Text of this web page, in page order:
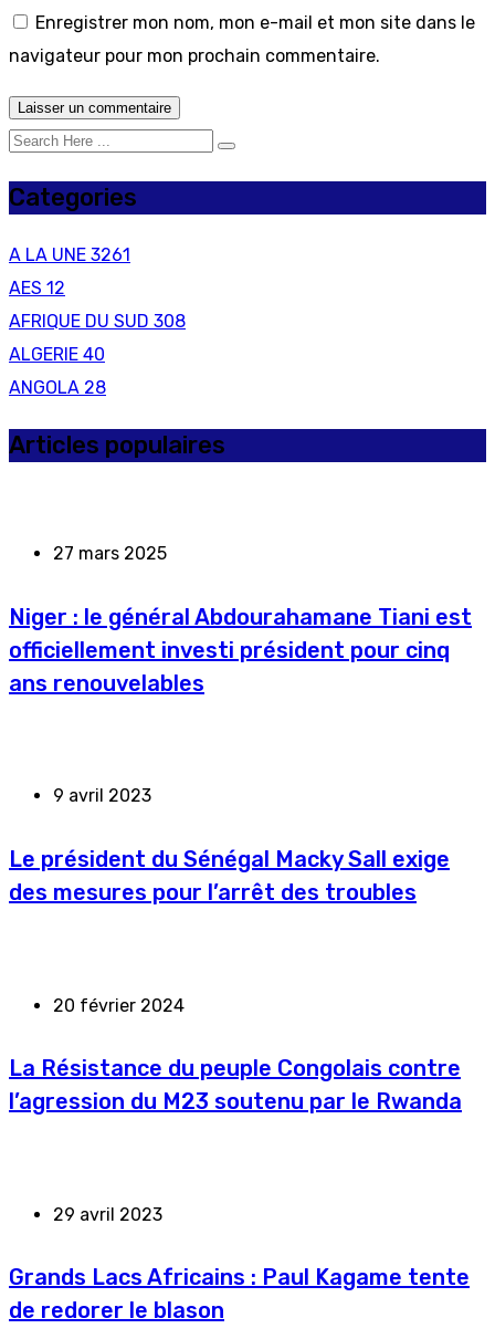
Enregistrer mon nom, mon e-mail et mon site dans le
navigateur pour mon prochain commentaire.
Categories
A LA UNE 3261
AES 12
AFRIQUE DU SUD 308
ALGERIE 40
ANGOLA 28
Articles populaires
27 mars 2025
Niger : le général Abdourahamane Tiani est
officiellement investi président pour cinq
ans renouvelables
9 avril 2023
Le président du Sénégal Macky Sall exige
des mesures pour l’arrêt des troubles
20 février 2024
La Résistance du peuple Congolais contre
l’agression du M23 soutenu par le Rwanda
29 avril 2023
Grands Lacs Africains : Paul Kagame tente
de redorer le blason